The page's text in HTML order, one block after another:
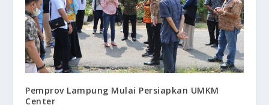
Pemprov Lampung Mulai Persiapkan UMKM
Center